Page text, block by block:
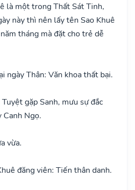
là một trong Thất Sát Tinh,
này thì nên lấy tên Sao Khuê
tháng mà đặt cho trẻ dễ
ngày Thân: Văn khoa thất bại.
gặp Sanh, mưu sự đắc
Canh Ngọ.
vừa.
đăng viên: Tiến thân danh.